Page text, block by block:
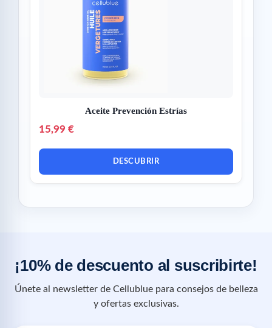
Aceite Prevención Estrías
15,99 €
DESCUBRIR
¡10% de descuento al suscribirte!
Únete al newsletter de Cellublue para consejos de belleza
y ofertas exclusivas.